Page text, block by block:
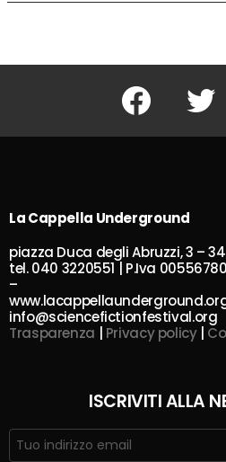
Facebook
La Cappella Underground
piazza Duca degli Abruzzi, 3 –
tel. 040 3220551 | P.Iva
–
info@sciencefictionfestival.org
Trasparenza
Privacy policy|
ISCRIVITI ALLA